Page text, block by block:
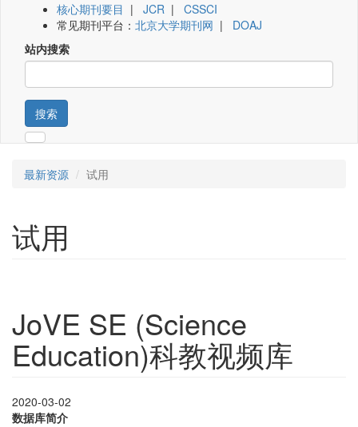
核心期刊要目 | JCR | CSSCI
常见期刊平台： 北京大学期刊网 | DOAJ
站内搜索
搜索
最新资源 试用
试用
JoVE SE (Science
Education)科教视频库
2020-03-02
数据库简介